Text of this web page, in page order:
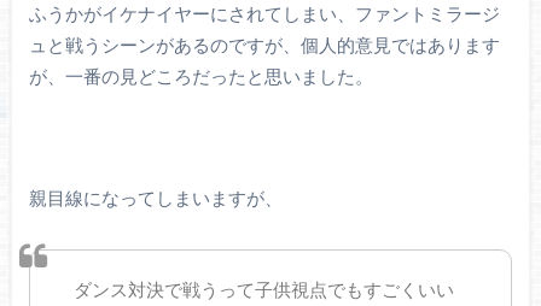
ふうかがイケナイヤーにされてしまい、ファントミラージ
ュと戦うシーンがあるのですが、個人的意見ではあります
が、一番の見どころだったと思いました。
親目線になってしまいますが、
ダンス対決で戦うって子供視点でもすごくいい